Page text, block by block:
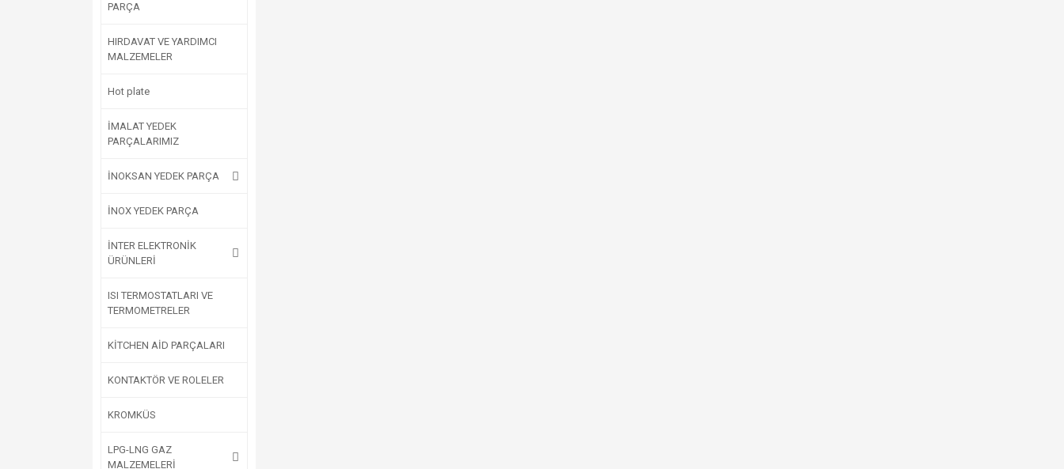
PARÇA
HIRDAVAT VE YARDIMCI
MALZEMELER
Hot plate
İMALAT YEDEK
PARÇALARIMIZ
İNOKSAN YEDEK PARÇA
İNOX YEDEK PARÇA
İNTER ELEKTRONİK
ÜRÜNLERİ
ISI TERMOSTATLARI VE
TERMOMETRELER
KİTCHEN AİD PARÇALARI
KONTAKTÖR VE ROLELER
KROMKÜS
LPG-LNG GAZ
MALZEMELERİ